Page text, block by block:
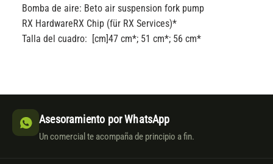
Bomba de aire: Beto air suspension fork pump
RX HardwareRX Chip (für RX Services)*
Talla del cuadro: [cm]47 cm*; 51 cm*; 56 cm*
Asesoramiento por WhatsApp
Un comercial te acompaña de principio a fin.